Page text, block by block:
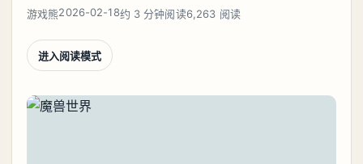
游戏熊2026-02-18约 3 分钟阅读6,263 阅读
进入阅读模式